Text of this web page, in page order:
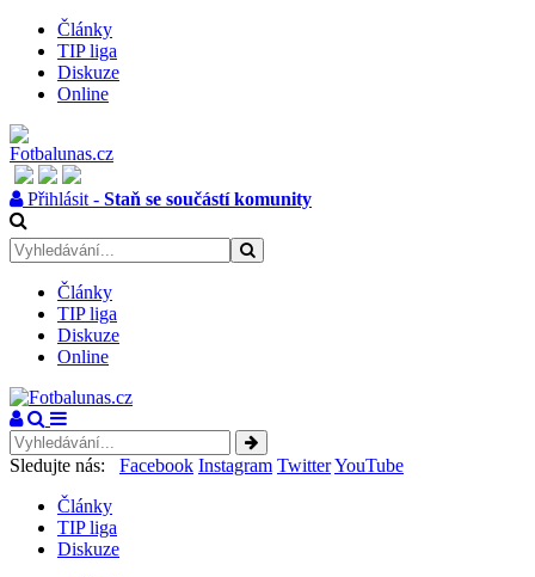
Články
TIP liga
Diskuze
Online
Přihlásit - Staň se součástí komunity
Články
TIP liga
Diskuze
Online
Sledujte nás: Facebook Instagram TwitterYouTube
Články
TIP liga
Diskuze